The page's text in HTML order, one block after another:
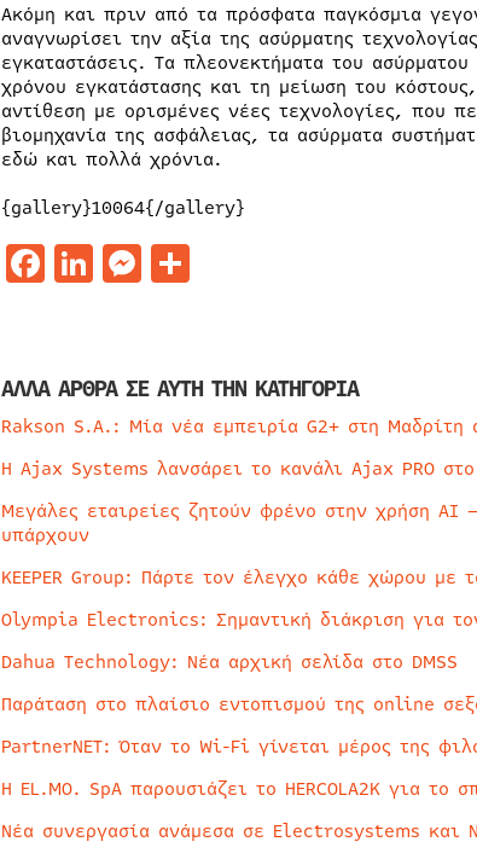
Ακόμη και πριν από τα πρόσφατα παγκόσμια
αναγνωρίσει την αξία της ασύρματης
εγκαταστάσεις. Τα πλεονεκτήματα του
χρόνου εγκατάστασης και τη μείωση του
αντίθεση με ορισμένες νέες τεχνολογίες, που
βιομηχανία της ασφάλειας, τα ασύρματα
εδώ και πολλά χρόνια.
{gallery}10064{/gallery}
Facebook
LinkedIn
Messenger
Μοιραστείτε
ΑΛΛΑ ΑΡΘΡΑ ΣΕ ΑΥΤΗ ΤΗΝ ΚΑΤΗΓΟΡΙΑ
Rakson S.A.: Μία νέα εμπειρία G2+ στη Μαδρίτη
Η Ajax Systems λανσάρει το κανάλι Ajax PRO στο
Μεγάλες εταιρείες ζητούν φρένο στην χρήση AI
υπάρχουν
KEEPER Group: Πάρτε τον έλεγχο κάθε χώρου
Olympia Electronics: Σημαντική διάκριση για
Dahua Technology: Νέα αρχική σελίδα στο DMSS
Παράταση στο πλαίσιο εντοπισμού της online
PartnerNET: Όταν το Wi-Fi γίνεται μέρος της
Η EL.MO. SpA παρουσιάζει το HERCOLA2K για το
Νέα συνεργασία ανάμεσα σε Electrosystems